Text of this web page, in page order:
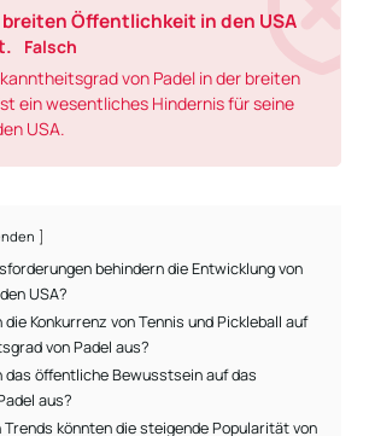
Öffentlichkeit in den USA
Falsch
von Padel in der breiten
ein wesentliches Hindernis für seine
USA.
behindern die Entwicklung von
USA?
Konkurrenz von Tennis und Pickleball auf
von Padel aus?
öffentliche Bewusstsein auf das
aus?
Trends könnten die steigende Popularität von